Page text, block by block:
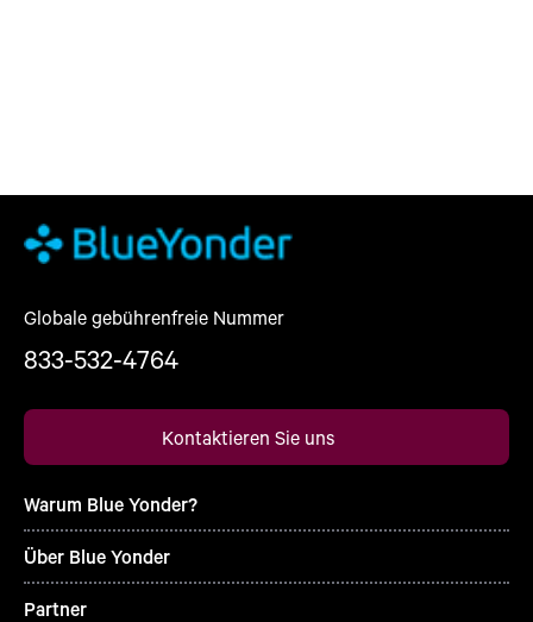
Globale gebührenfreie Nummer
833-532-4764
Kontaktieren Sie uns
Warum Blue Yonder?
Über Blue Yonder
Partner